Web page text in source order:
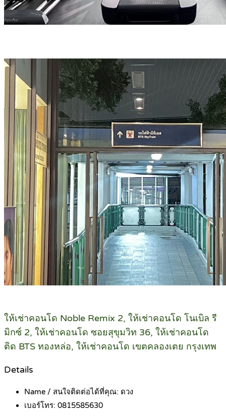
ให้เช่าคอนโด Noble Remix 2, ให้เช่าคอนโด โนเบิล รี
มิกซ์ 2, ให้เช่าคอนโด ซอยสุขุมวิท 36, ให้เช่าคอนโด
ติด BTS ทองหล่อ, ให้เช่าคอนโด เขตคลองเตย กรุงเทพ
Details
Name / สนใจติดต่อได้ที่คุณ: ดวง
เบอร์โทร: 0815585630